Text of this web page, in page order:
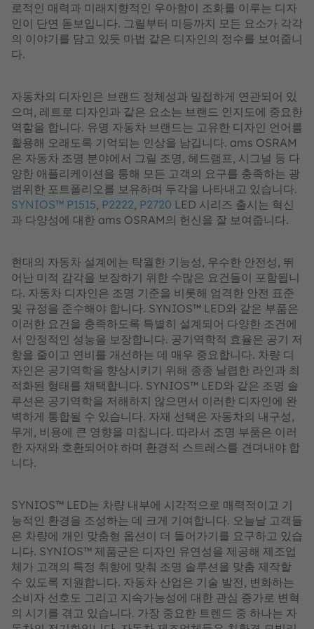
로적인 매력과 미래지향적인 우아함이 조화를 이루는 디자
인이 단연 돋보입니다. 그릴부터 미등까지 모든 요소가 각각
의 이야기를 담고 있듯 마법 같은 디자인의 정수를 보여줍니
다.
자동차의 디자인은 브랜드 정체성과 밀접하게 연관되어 있
으며, 레트로 디자인과 같은 요소는 브랜드 인지도에 중요한
역할을 합니다. 유명 자동차 브랜드는 고유한 디자인 언어를
활용해 오래도록 기억되는 인상을 남깁니다. ams OSRAM
은 자동차 조명 분야에서 그릴 조명, 헤드램프, 시그널 등 다
양한 애플리케이션을 통해 모든 고객의 요구를 충족하는 광
범위한 포트폴리오를 보유하며 두각을 나타내고 있습니다.
SYNIOS™ P1515 P2222 P2720 LED 시리즈 출시는 혁신
과 다양성에 대한 ams OSRAM의 헌신을 잘 보여줍니다.
현대의 자동차 설계에는 탁월한 기능성, 우수한 안전성, 뛰
어난 미적 감각을 보장하기 위한 수많은 요건들이 포함됩니
다. 자동차 디자인은 조명 기준을 비롯해 엄격한 안전 표준
및 규정을 준수해야 합니다. SYNIOS™ LED와 같은 부품은
이러한 요건을 충족하도록 특별히 설계되어 다양한 조건에
서 안정적인 성능을 보장합니다. 공기역학적 효율은 공기 저
항을 줄이고 연비를 개선하는 데 매우 중요합니다. 차량 디
자인은 공기역학을 향상시키기 위해 종종 날렵한 라인과 최
적화된 형태를 채택합니다. SYNIOS™ LED와 같은 조명 솔
루션은 공기역학을 저해하지 않으면서 이러한 디자인에 완
벽하게 통합될 수 있습니다. 자재 선택은 자동차의 내구성,
무게, 비용에 큰 영향을 미칩니다. 따라서 조명 부품은 이러
한 자재와 호환되어야 하며 환경적 스트레스를 견뎌내야 합
니다.
SYNIOS™ LED는 차량 내부에 시각적으로 매력적이고 기
능적인 환경을 조성하는 데 크게 기여합니다. 오늘날 고객들
은 차량에 개인 맞춤형 옵션이 더 들어가기를 요구하고 있습
니다. SYNIOS™ 제품군은 디자인 유연성을 제공해 제조업
체가 고객의 특정 취향에 맞춰 조명 솔루션을 맞춤 제작할
수 있도록 지원합니다. 자동차 산업은 기술 발전, 변화하는
소비자 선호도 그리고 지속가능성에 대한 관심 증가로 변혁
의 시기를 겪고 있습니다. 가장 중요한 트렌드 중 하나는 자